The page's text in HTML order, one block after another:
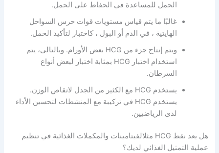
الحمل للمساعدة في الحفاظ على الحمل.
غالبًا ما يتم قياس مستويات قوات حرس السواحل
الهايتية ، في الدم أو البول ، كاختبار لتأكيد الحمل.
ويتم إنتاج جزء من HCG بعض الأورام. وبالتالي، يتم
استخدام اختبار HCG بمثابة اختبار لبعض أنواع
السرطان.
يستخدم HCG مع الكثير من الجدل لانقاص الوزن.
يستخدم HCG في تركيبة مع المنشطات لتحسين الأداء
لدى الرياضيين.
هل يعد نقط HCG مثلالفيتامينات والمكملات الغذائية في تنظيم
عملية التمثيل الغذائي لديك؟